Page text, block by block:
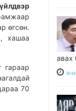
өгсөн.
хашаа
гараар
70
авах